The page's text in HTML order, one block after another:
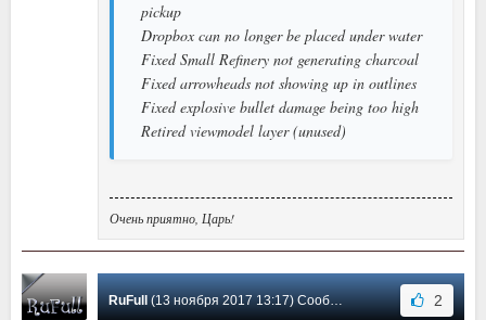
pickup
Dropbox can no longer be placed under water
Fixed Small Refinery not generating charcoal
Fixed arrowheads not showing up in outlines
Fixed explosive bullet damage being too high
Retired viewmodel layer (unused)
Очень приятно, Царь!
RuFull (13 ноября 2017 13:17) Сообщение #29 2